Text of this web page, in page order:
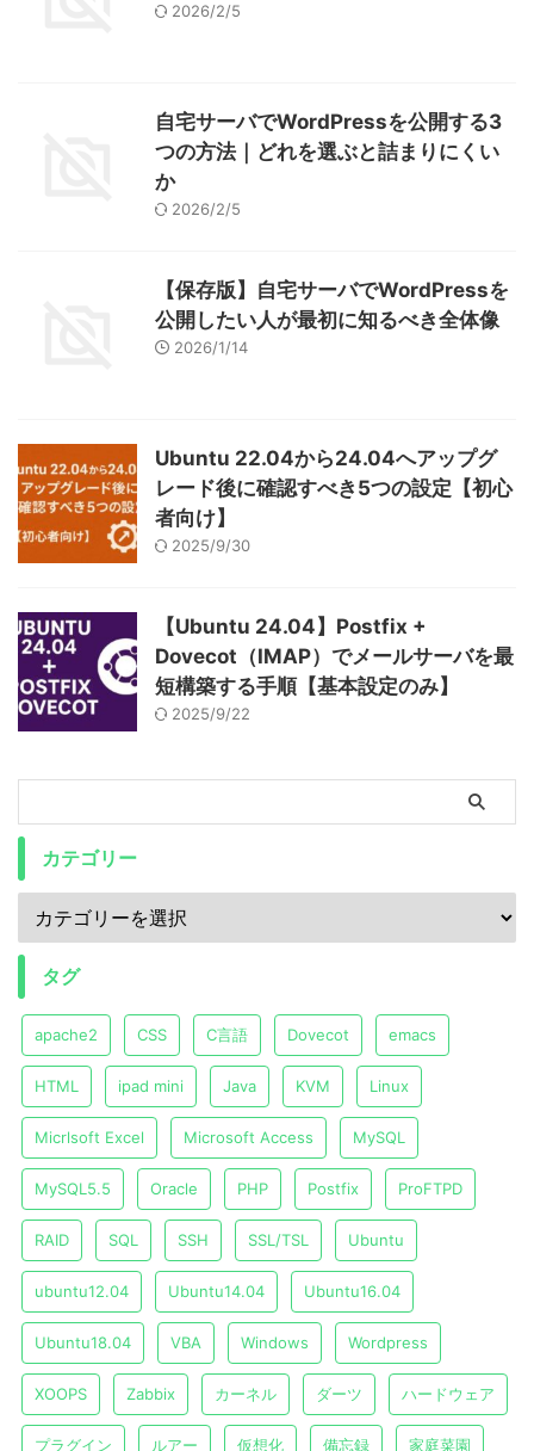
2026/2/5
自宅サーバでWordPressを公開する3
つの方法｜どれを選ぶと詰まりにくい
か
2026/2/5
【保存版】自宅サーバでWordPressを
公開したい人が最初に知るべき全体像
2026/1/14
Ubuntu 22.04から24.04へアップグ
レード後に確認すべき5つの設定【初心
者向け】
2025/9/30
【Ubuntu 24.04】Postfix +
Dovecot（IMAP）でメールサーバを最
短構築する手順【基本設定のみ】
2025/9/22
カテゴリー
タグ
apache2 CSS C言語 Dovecot emacs
HTML ipad mini Java KVM Linux
Micrlsoft Excel Microsoft Access MySQL
MySQL5.5 Oracle PHP Postfix ProFTPD
RAID SQL SSH SSL/TSL Ubuntu
ubuntu12.04 Ubuntu14.04 Ubuntu16.04
Ubuntu18.04 VBA Windows Wordpress
XOOPS Zabbix カーネル ダーツ ハードウェア
プラグイン ルアー 仮想化 備忘録 家庭菜園